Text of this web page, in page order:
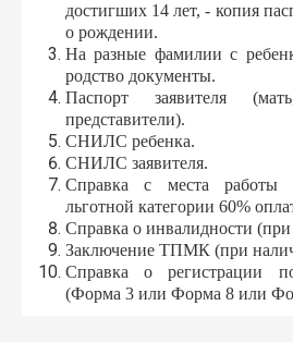
достигших 14 лет, - копия
о рождении.
На разные фамилии с
родство документы.
Паспорт заявителя
представители).
СНИЛС ребенка.
СНИЛС заявителя.
Справка с места работы
льготной категории 60%
Справка о инвалидности
Заключение ТПМК (при
Справка о регистрации
(Форма 3 или Форма 8 или